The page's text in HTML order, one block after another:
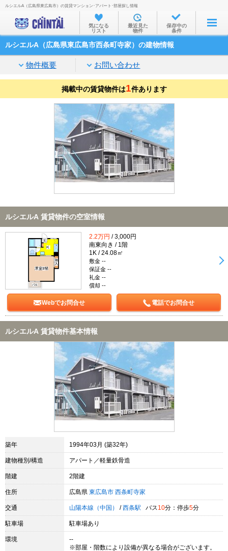
お部屋を探す
沿線・駅から
住所から
家賃相場から
通勤通学時間から
物件特集から
不動産会社から
TOP
ルシエルA（広島県東広島市）の賃貸マンション･アパート･部屋探し情報
気になる
リスト
最近見た
物件
保存中の
条件
ルシエルA（広島県東広島市西条町寺家）の建物情報
物件概要 お問い合わせ
掲載中の賃貸物件は1件あります
ルシエルA 賃貸物件の空室情報
2.2万円 / 3,000円
南東向き / 1階
1K / 24.08㎡
敷金 --
保証金 --
礼金 --
償却 --
Webでお問合せ 電話でお問合せ
ルシエルA 賃貸物件基本情報
築年 1994年03月 (築32年)
建物種別/構造 アパート／軽量鉄骨造
階建 2階建
住所 広島県 東広島市 西条町寺家
交通 山陽本線（中国） / 西条駅 バス 10分：停歩5分
駐車場 駐車場あり
環境
--
※部屋・階数により設備が異なる場合がございます。